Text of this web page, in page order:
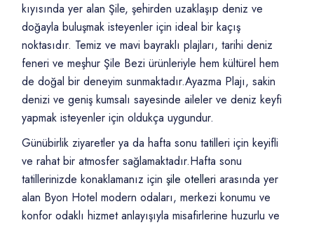
kıyısında yer alan Şile, şehirden uzaklaşıp deniz ve
doğayla buluşmak isteyenler için ideal bir kaçış
noktasıdır. Temiz ve mavi bayraklı plajları, tarihi deniz
feneri ve meşhur Şile Bezi ürünleriyle hem kültürel hem
de doğal bir deneyim sunmaktadır.Ayazma Plajı, sakin
denizi ve geniş kumsalı sayesinde aileler ve deniz keyfi
yapmak isteyenler için oldukça uygundur.
Günübirlik ziyaretler ya da hafta sonu tatilleri için keyifli
ve rahat bir atmosfer sağlamaktadır.Hafta sonu
tatillerinizde konaklamanız içinşile otelleri arasında yer
alan Byon Hotel modern odaları, merkezi konumu ve
konfor odaklı hizmet anlayışıyla misafirlerine huzurlu ve